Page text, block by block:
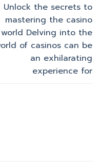
Unlock the secrets to
mastering the casino
world Delving into the
of casinos can be
an exhilarating
experience for